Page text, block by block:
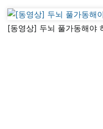
[동영상] 두뇌 풀가동해야